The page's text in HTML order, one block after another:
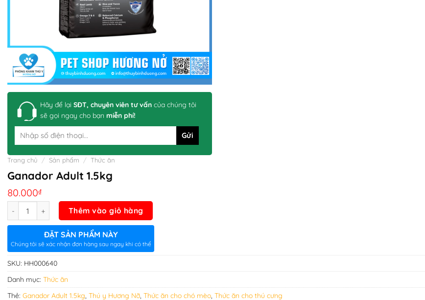
Hãy để lại SĐT, chuyên viên tư vấn của chúng tôi
sẽ gọi ngay cho bạn miễn phí!
Trang chủ / Sản phẩm / Thức ăn
Ganador Adult 1.5kg
80.000₫
Thêm vào giỏ hàng
ĐẶT SẢN PHẨM NÀY
Chúng tôi sẽ xác nhận đơn hàng sau ngay khi có thể
SKU: HH000640
Danh mục: Thức ăn
Thẻ: Ganador Adult 1.5kg, Thú y Hương Nỡ, Thức ăn cho chó mèo, Thức ăn cho thú cưng